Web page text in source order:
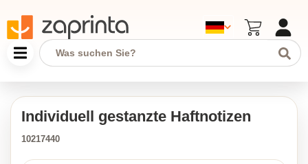
Individuell gestanzte Haftnotizen
10217440